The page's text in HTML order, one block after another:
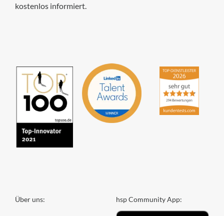
kostenlos informiert.
Über uns: hsp Community App: